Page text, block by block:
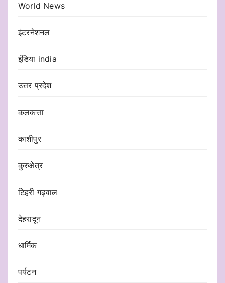
World News
इंटरनेशनल
इंडिया india
उत्तर प्रदेश
कलकत्ता
काशीपुर
कुरुक्षेत्र
टिहरी गढ़वाल
देहरादून
धार्मिक
पर्यटन